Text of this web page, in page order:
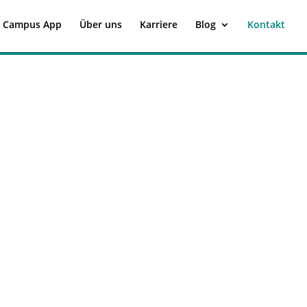
Campus App Über uns Karriere Blog Kontakt